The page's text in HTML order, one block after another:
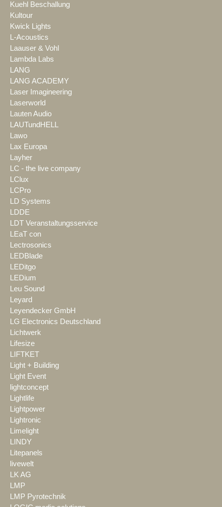
Kuehl Beschallung
Kultour
Kwick Lights
L-Acoustics
Laauser & Vohl
Lambda Labs
LANG
LANG ACADEMY
Laser Imagineering
Laserworld
Lauten Audio
LAUTundHELL
Lawo
Lax Europa
Layher
LC - the live company
LClux
LCPro
LD Systems
LDDE
LDT Veranstaltungsservice
LEaT con
Lectrosonics
LEDBlade
LEDitgo
LEDium
Leu Sound
Leyard
Leyendecker GmbH
LG Electronics Deutschland
Lichtwerk
Lifesize
LIFTKET
Light + Building
Light Event
lightconcept
Lightlife
Lightpower
Lightronic
Limelight
LINDY
Litepanels
livewelt
LK AG
LMP
LMP Pyrotechnik